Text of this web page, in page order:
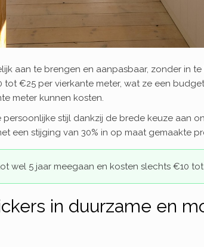
aan te brengen en aanpasbaar, zonder in
tot €25 per vierkante meter, wat ze een
meter kunnen kosten.
persoonlijke stijl dankzij de brede keuze aan
een stijging van 30% in op maat gemaakte
wel 5 jaar meegaan en kosten slechts €10
in duurzame en